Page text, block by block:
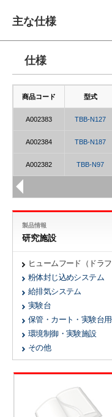
主な仕様
仕様
商品コード 型式
A002383 TBB-N127
A002384 TBB-N187
A002382 TBB-N97
製品情報
研究施設
ヒュームフード（ドラフ
粉体封じ込めシステム
給排気システム
実験台
保管・カート・実験台
環境制御・実験施設
その他